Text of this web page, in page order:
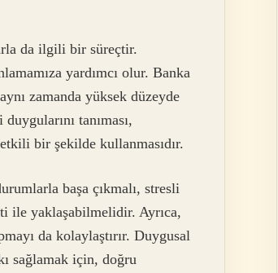
da ilgili bir süreçtir.
yardımcı olur. Banka
zamanda yüksek düzeyde
tanıması,
bir şekilde kullanmasıdır.
başa çıkmalı, stresli
ile yaklaşabilmelidir. Ayrıca,
da kolaylaştırır. Duygusal
sağlamak için, doğru